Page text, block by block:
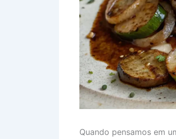
Quando pensamos em